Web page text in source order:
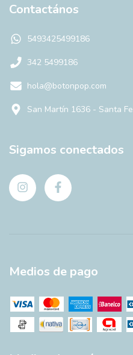
Contactános
5493425499186
342 5499186
hola@botonpop.com
San Martín 1636 - Santa Fe
Sigamos conectados
Medios de pago